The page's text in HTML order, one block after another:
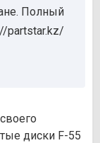
Полный
partstar.kz/
диски F-55